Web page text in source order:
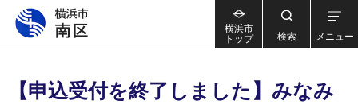
横浜市
トップ
検索 メニュー
【申込受付を終了しました】みなみ